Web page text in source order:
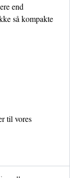
end
så kompakte
til vores